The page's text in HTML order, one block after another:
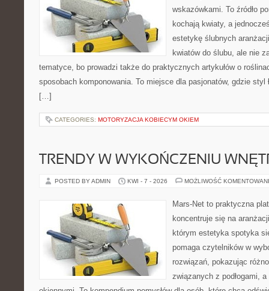
wskazówkami. To źródło
kochają kwiaty, a
estetykę ślubnych
kwiatów do ślubu, ale nie
tematyce, bo prowadzi także do praktycznych artykułów o
sposobach komponowania. To miejsce dla pasjonatów, gdzie styl
[…]
CATEGORIES: MOTORYZACJA KOBIECYM OKIEM
TRENDY W WYKOŃCZENIU
POSTED BY ADMIN KWI - 7 - 2026 MOŻLIWOŚĆ
Mars-Net to praktyczna
koncentruje się na
którym estetyka spotyka
pomaga czytelników w
rozwiązań, pokazując
związanych z podłogami,